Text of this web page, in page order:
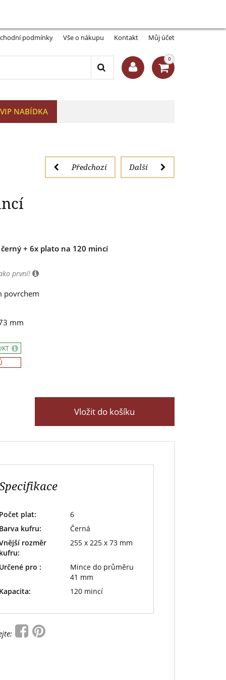
podmínky Vše o nákupu Kontakt Můj účet
0
VIP NABÍDKA
Další
Předchozí
+ 6x plato na 120 mincí
první!
povrchem
mm
Vložit do košíku
plat:
6
kufru:
Černá
rozměr
255 x 225 x 73 mm
pro :
Mince do průměru
41 mm
120 mincí
na 120 mincí